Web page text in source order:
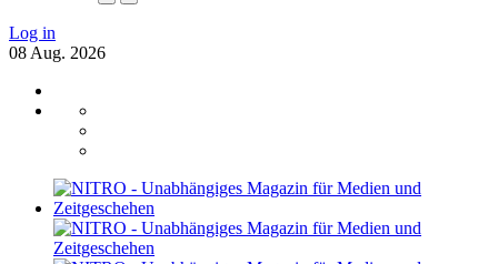
Log in
08 Aug. 2026